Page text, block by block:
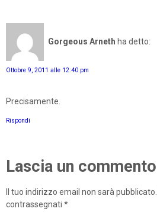
Gorgeous Arneth ha detto:
Ottobre 9, 2011 alle 12:40 pm
Precisamente.
Rispondi
Lascia un commento
Il tuo indirizzo email non sarà pubblicato.
contrassegnati *